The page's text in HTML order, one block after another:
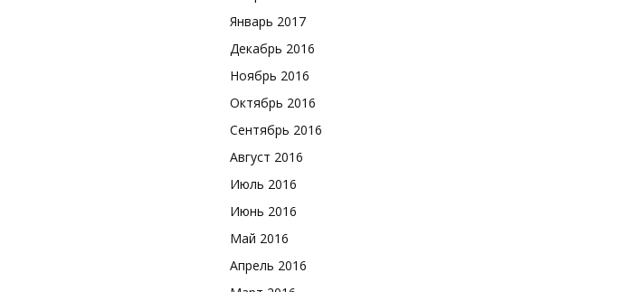
Январь 2017
Декабрь 2016
Ноябрь 2016
Октябрь 2016
Сентябрь 2016
Август 2016
Июль 2016
Июнь 2016
Май 2016
Апрель 2016